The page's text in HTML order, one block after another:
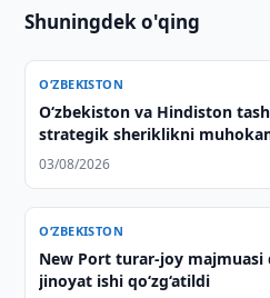
Shuningdek o'qing
O‘ZBEKISTON
O‘zbekiston va Hindiston
strategik sheriklikni
03/08/2026
O‘ZBEKISTON
New Port turar-joy majmuasi
jinoyat ishi qo‘zg‘atildi